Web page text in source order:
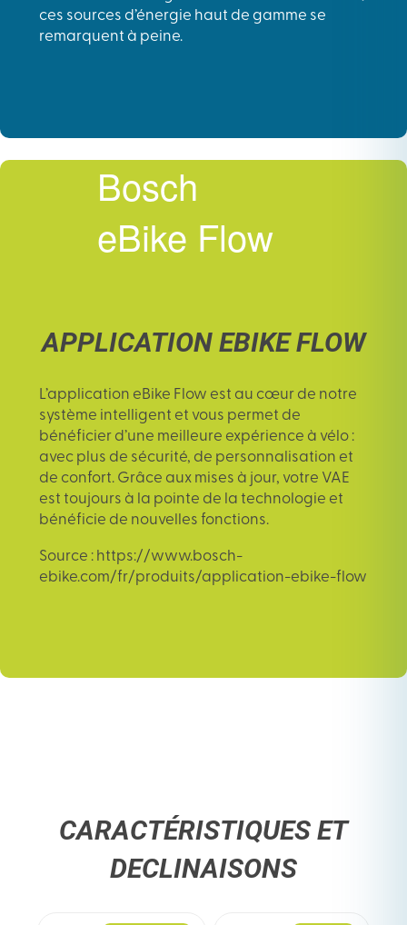
ces sources d’énergie haut de gamme se
remarquent à peine.
Bosch
eBike Flow
APPLICATION EBIKE FLOW
L’application eBike Flow est au cœur de notre
système intelligent et vous permet de
bénéficier d’une meilleure expérience à vélo :
avec plus de sécurité, de personnalisation et
de confort. Grâce aux mises à jour, votre VAE
est toujours à la pointe de la technologie et
bénéficie de nouvelles fonctions.
Source : https://www.bosch-
ebike.com/fr/produits/application-ebike-flow
CARACTÉRISTIQUES ET
DECLINAISONS